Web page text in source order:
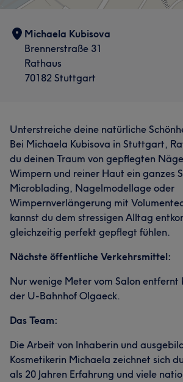
Michaela Kubisova
Brennerstraße 31
Rathaus
70182 Stuttgart
Unterstreiche deine natürliche
Bei Michaela Kubisova in Stuttgart,
du deinen Traum von gepflegten
Wimpern und reiner Haut ein ganzes
Microblading, Nagelmodellage oder
Wimpernverlängerung mit
kannst du dem stressigen Alltag
gleichzeitig perfekt gepflegt fühlen.
Nächste öffentliche Verkehrsmittel:
Nur wenige Meter vom Salon entfernt
der U-Bahnhof Olgaeck.
Das Team:
Die Arbeit von Inhaberin und
Kosmetikerin Michaela zeichnet sich
als 20 Jahren Erfahrung und viele